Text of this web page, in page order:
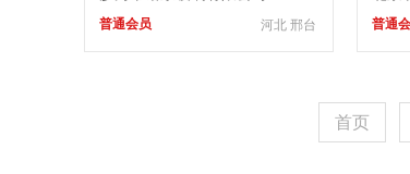
河北 邢台
普通会员 普通
首页